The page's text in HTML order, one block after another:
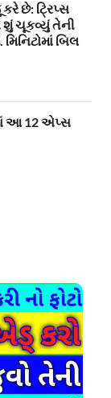
છે: ટ્રિપ્સ
શું ચૂકવ્યું તેની
બિલ
આ 12 એપ્સ